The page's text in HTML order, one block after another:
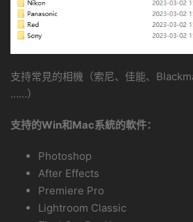
支持常見的相機（索尼、佳能、
……）
支持的Win和Mac系統的軟件：
Photoshop
After Effects
Premiere Pro
Lightroom Classic